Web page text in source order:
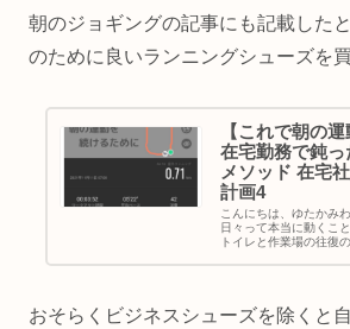
朝のジョギングの記事にも記載した
のために良いランニングシューズを買
【これで朝の
在宅勤務で鈍
メソッド 在宅
計画4
こんにちは、ゆたかみ
日々って本当に動くこ
トイレと作業場の往復
ん。だから本当はもっ
おそらくビジネスシューズを除くと